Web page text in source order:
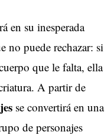
en su inesperada
no puede rechazar: si
que le falta, ella
A partir de
se convertirá en una
de personajes